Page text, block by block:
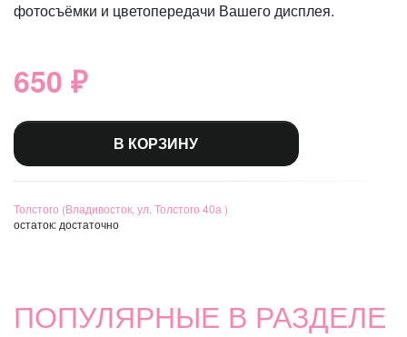
фотосъёмки и цветопередачи Вашего дисплея.
650 ₽
В КОРЗИНУ
Толстого (Владивосток, ул. Толстого 40а )
остаток: достаточно
ПОПУЛЯРНЫЕ В РАЗДЕЛЕ